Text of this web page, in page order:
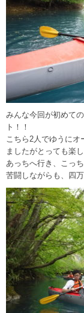
みんな今回が初めて
ト！！
こちら2人でゆうにオ
ましたがとっても楽
あっちへ行き、こっ
苦闘しながらも、四